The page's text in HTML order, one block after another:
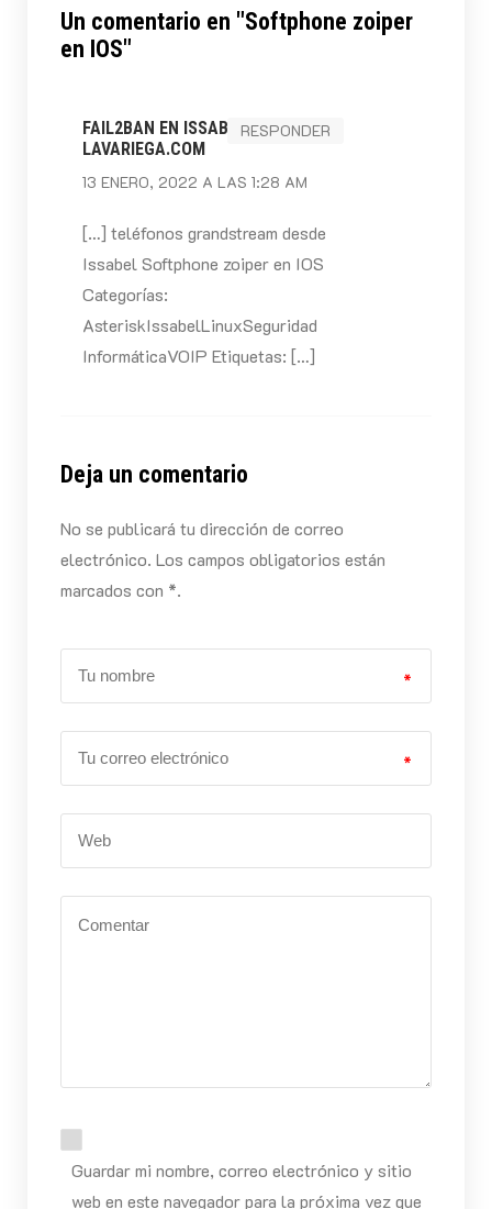
Un comentario en "Softphone zoiper
en IOS"
FAIL2BAN EN ISSABEL ASTERISK -
LAVARIEGA.COM
13 ENERO, 2022 A LAS 1:28 AM
RESPONDER
[…] teléfonos grandstream desde
Issabel Softphone zoiper en IOS
Categorías:
AsteriskIssabelLinuxSeguridad
InformáticaVOIP Etiquetas: […]
Deja un comentario
No se publicará tu dirección de correo
electrónico. Los campos obligatorios están
marcados con *.
*
*
Guardar mi nombre, correo electrónico y sitio
web en este navegador para la próxima vez que